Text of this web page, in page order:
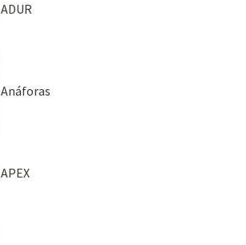
ADUR
Anáforas
APEX